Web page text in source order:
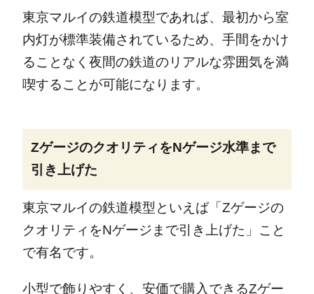
東京マルイの鉄道模型であれば、最初から室
内灯が標準装備されているため、手間をかけ
ることなく夜間の鉄道のリアルな雰囲気を満
喫することが可能になります。
ZゲージのクオリティをNゲージ水準まで
引き上げた
東京マルイの鉄道模型といえば「Zゲージの
クオリティをNゲージまで引き上げた」こと
で有名です。
小型で飾りやすく、安価で購入できるZゲー